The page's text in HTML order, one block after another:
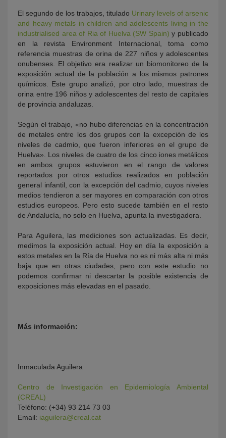
El segundo de los trabajos, titulado Urinary levels of arsenic
and heavy metals in children and adolescents living in the
industrialised area of Ria of Huelva (SW Spain) y publicado
en la revista Environment Internacional, toma como
referencia muestras de orina de 227 niños y adolescentes
onubenses. El objetivo era realizar un biomonitoreo de la
exposición actual de la población a los mismos patrones
químicos. Este grupo analizó, por otro lado, muestras de
orina entre 196 niños y adolescentes del resto de capitales
de provincia andaluzas.
Según el trabajo, «no hubo diferencias en la concentración
de metales entre los dos grupos con la excepción de los
niveles de cadmio, que fueron inferiores en el grupo de
Huelva». Los niveles de cuatro de los cinco iones metálicos
en ambos grupos estuvieron en el rango de valores
reportados por otros estudios realizados en población
general infantil, con la excepción del cadmio, cuyos niveles
medios tendieron a ser mayores en comparación con otros
estudios europeos. Pero esto sucede también en el resto
de Andalucía, no solo en Huelva, apunta la investigadora.
Para Aguilera, las mediciones son actualizadas. Es decir,
medimos la exposición actual. Hoy en día la exposición a
estos metales en la Ría de Huelva no es ni más alta ni más
baja que en otras ciudades, pero con este estudio no
podemos confirmar ni descartar la posible existencia de
exposiciones más elevadas en el pasado.
Más información:
Inmaculada Aguilera
Centro de Investigación en Epidemiología Ambiental
(CREAL)
Teléfono: (+34) 93 214 73 03
Email: iaguilera@creal.cat